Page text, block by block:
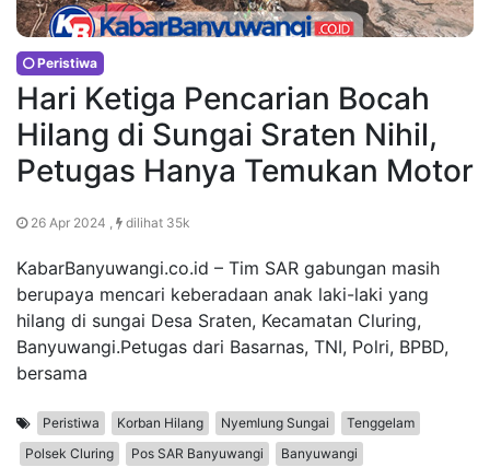
Peristiwa
Hari Ketiga Pencarian Bocah
Hilang di Sungai Sraten Nihil,
Petugas Hanya Temukan Motor
26 Apr 2024 , dilihat 35k
KabarBanyuwangi.co.id – Tim SAR gabungan masih
berupaya mencari keberadaan anak laki-laki yang
hilang di sungai Desa Sraten, Kecamatan Cluring,
Banyuwangi.Petugas dari Basarnas, TNI, Polri, BPBD,
bersama
Peristiwa Korban Hilang Nyemlung Sungai
Tenggelam
Polsek Cluring
Pos SAR Banyuwangi Banyuwangi